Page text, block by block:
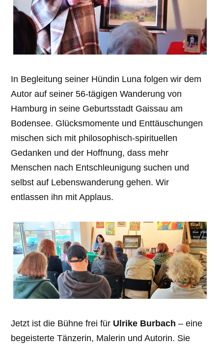
In Begleitung seiner Hündin Luna folgen wir dem
Autor auf seiner 56-tägigen Wanderung von
Hamburg in seine Geburtsstadt Gaissau am
Bodensee. Glücksmomente und Enttäuschungen
mischen sich mit philosophisch-spirituellen
Gedanken und der Hoffnung, dass mehr
Menschen nach Entschleunigung suchen und
selbst auf Lebenswanderung gehen. Wir
entlassen ihn mit Applaus.
Jetzt ist die Bühne frei für Ulrike Burbach – eine
begeisterte Tänzerin, Malerin und Autorin. Sie